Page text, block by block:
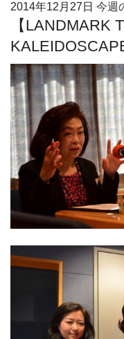
2014年12月27日 今週
【LANDMARK